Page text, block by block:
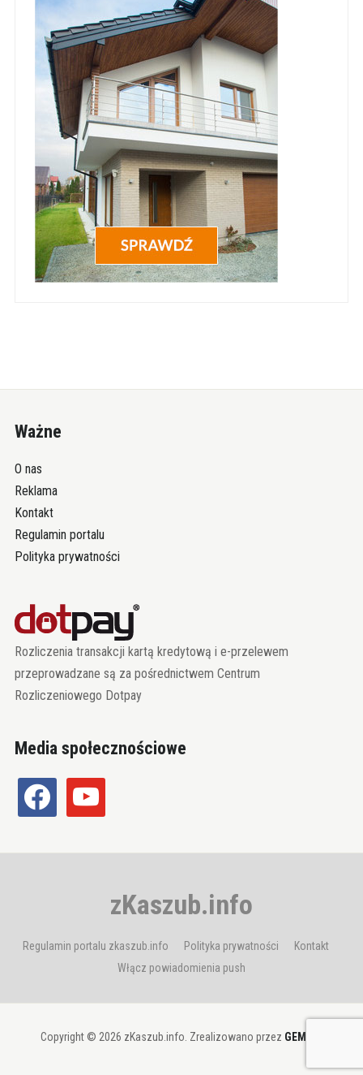
Ważne
O nas
Reklama
Kontakt
Regulamin portalu
Polityka prywatności
Rozliczenia transakcji kartą kredytową i e-przelewem
przeprowadzane są za pośrednictwem Centrum
Rozliczeniowego Dotpay
Media społecznościowe
facebook youtube
zKaszub.info
Regulamin portalu zkaszub.info Polityka prywatności
Kontakt
Włącz powiadomienia push
Copyright © 2026 zKaszub.info. Zrealizowano przez GEMBIT